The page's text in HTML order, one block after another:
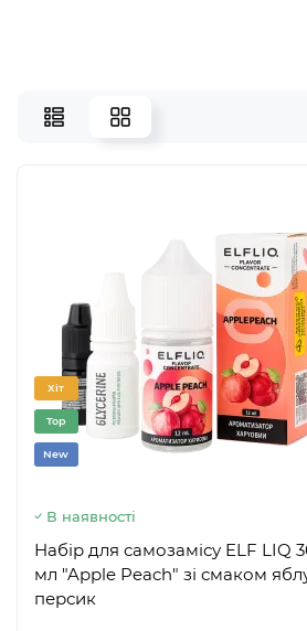
Хіт
Top
New
В наявності
Набір для самозамісу ELF LIQ
мл "Apple Peach" зі смаком
персик